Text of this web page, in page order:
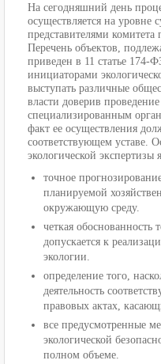
На сегодняшний день
осуществляется на уровне
представителями
Перечень объектов,
приведен в 11 статье
инициаторами
выступать различные
власти доверив
специализированным
факт ее осуществления
соответствующем уставе.
экологической экспертизы
точное
планируемой
окружающую среду.
четкая обоснованность
допускается к
экологии.
определение того,
деятельность
правовых актах,
все предусмотренные
экологической
полном объеме.